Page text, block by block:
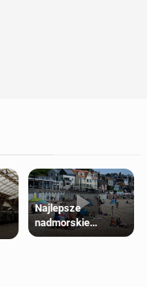
Najlepsze
nadmorskie
miasteczko blisko